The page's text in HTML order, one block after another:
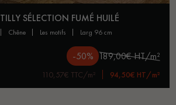
SÉLECTION FUMÉ HUILÉ
chêne les motifs larg 96 cm
-50% 189,00€ HT/m²
110,57€ TTC/m² 94,50€ HT/m²